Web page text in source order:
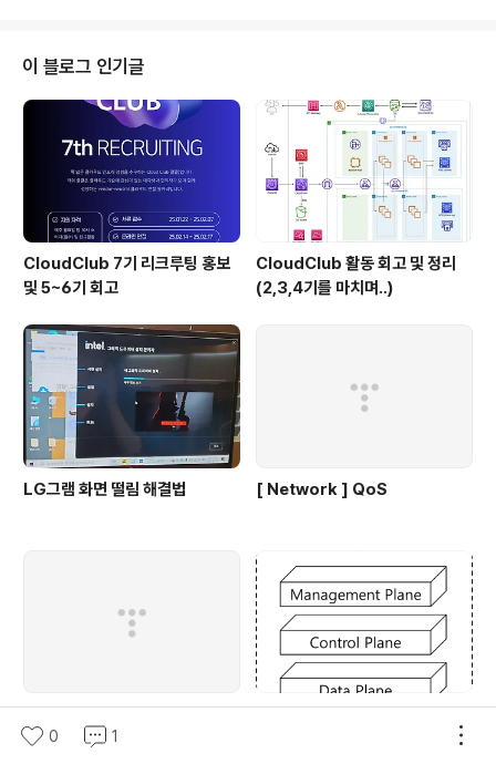
이 블로그 인기글
CloudClub 7기 리크루팅 홍보
및 5~6기 회고
CloudClub 활동 회고 및 정리
(2,3,4기를 마치며..)
LG그램 화면 떨림 해결법 [ Network ] QoS
CloudClub 7기회고 및 8기 리
크루팅 홍보
[ Network ] SDN 과 ACI 간단
0 1